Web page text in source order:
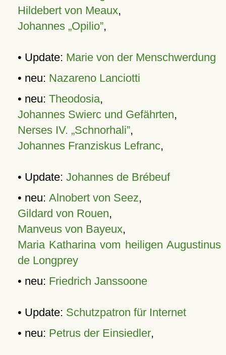
Hildebert von Meaux,
Johannes „Opilio”,
• Update: Marie von der Menschwerdung
• neu: Nazareno Lanciotti
• neu: Theodosia,
Johannes Swierc und Gefährten,
Nerses IV. „Schnorhali”,
Johannes Franziskus Lefranc,
• Update: Johannes de Brébeuf
• neu: Alnobert von Seez,
Gildard von Rouen,
Manveus von Bayeux,
Maria Katharina vom heiligen Augustinus
de Longprey
• neu: Friedrich Janssoone
• Update: Schutzpatron für Internet
• neu: Petrus der Einsiedler,